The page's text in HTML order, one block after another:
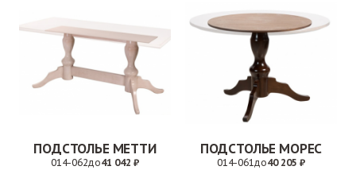
ПОДСТОЛЬЕ МЕТТИ
014-062до41 042 ₽
ПОДСТОЛЬЕ МОРЕС
014-061до40 205 ₽